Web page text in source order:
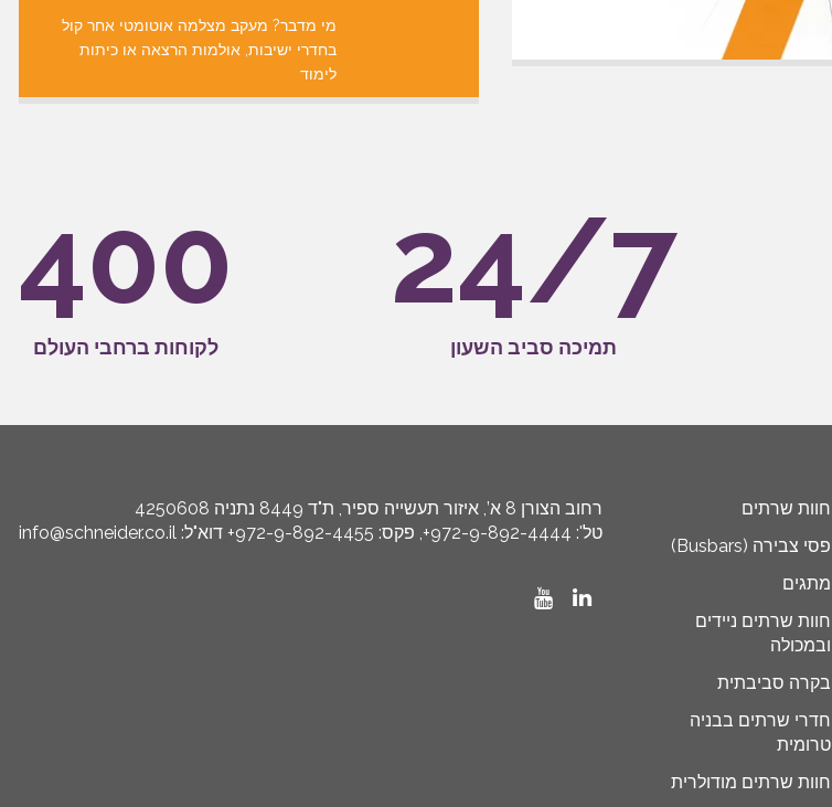
מי מדבר? מעקב מצלמה אוטומטי אחר קול
בחדרי ישיבות, אולמות הרצאה או כיתות
לימוד
24/7
תמיכה סביב השעון
400
לקוחות ברחבי העולם
חוות שרתים
פסי צבירה (Busbars)
מתגים
חוות שרתים ניידים
ובמכולה
בקרה סביבתית
חדרי שרתים בבניה
טרומית
חוות שרתים מודולרית
רחוב הצורן 8 א’, איזור תעשייה ספיר, ת"ד 8449 נתניה 4250608
טל': 972-9-892-4444+, פקס: 972-9-892-4455+ דוא"ל: info@schneider.co.il